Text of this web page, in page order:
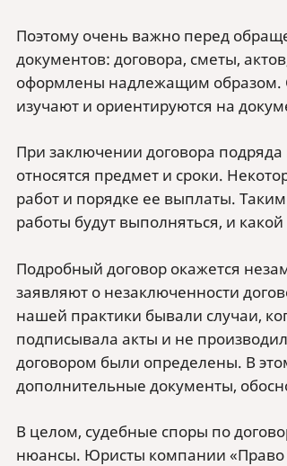
Поэтому очень важно перед
документов: договора, сметы,
оформлены надлежащим образом.
изучают и ориентируются на
При заключении договора
относятся предмет и сроки.
работ и порядке ее выплаты.
работы будут выполняться, и
Подробный договор окажется
заявляют о незаключенности
нашей практики бывали случаи,
подписывала акты и не
договором были определены. В
дополнительные документы,
В целом, судебные споры по
нюансы. Юристы компании «Право